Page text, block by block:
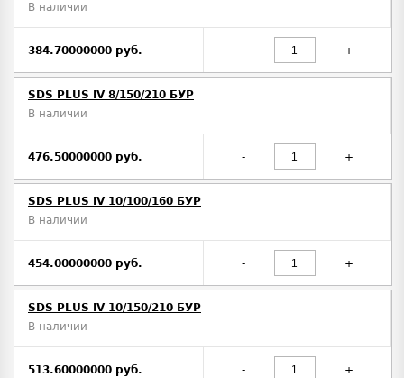
В наличии
384.70000000 руб. - +
SDS PLUS IV 8/150/210 БУР
В наличии
476.50000000 руб. - +
SDS PLUS IV 10/100/160 БУР
В наличии
454.00000000 руб. - +
SDS PLUS IV 10/150/210 БУР
В наличии
513.60000000 руб. - +